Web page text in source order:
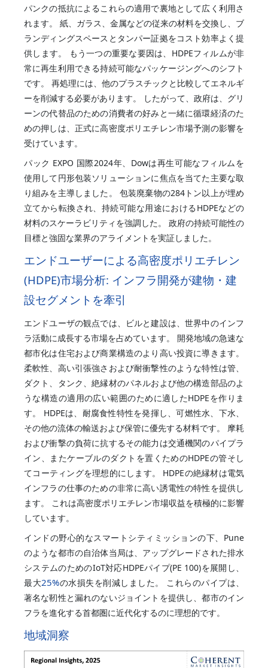
パンクの抵抗によるこれらの適用で裏地として広く利用さ
れます。 紙、ガラス、金属などの従来の材料を交換し、ブ
ランディングスペースとタンパー証拠をコスト効率よく提
供します。 もう一つの重要な要因は、HDPEフィルムが非
常に再生利用できる持続可能なパッケージングへのシフト
です。 再処理には、他のプラスチックと比較してエネルギ
ーを削減する必要があります。 したがって、政府は、グリ
ーンの代替品のための消費者の好みと一緒に循環経済のた
めの押しは、正式に高密度ポリエチレン市場予測の影響を
受けています。
パック EXPO 国際2024年、Dowは再生可能なフィルムを
使用して円形包装ソリューションに焦点を当てた主要な取
り組みを主導しました。 包装廃棄物の284トン以上が埋め
立てから転換され、持続可能な用途におけるHDPEなどの
材料のスケーラビリティを強調した。 政府の持続可能性の
目標と強固な業界のアライメントを実証しました。
エンドユーザーによる高密度ポリエチレン
(HDPE)市場分析: インフラ開発が建物・建
設セグメントを牽引
エンドユーザの観点では、ビルと建設は、世界中のインフ
ラ活動に成長する市場を占めています。 開発地域の急速な
都市化は住宅および商業構造のより高い投資に導きます。
柔軟性、高い引張強さおよび耐衝撃性のような特性は管、
ダクト、タンク、絶縁材のパネルおよび他の構造部品のよ
うな構造の適用の広い範囲のために適したHDPEを作りま
す。 HDPEは、耐腐食性特性を発揮し、可燃性水、下水、
その他の流体の輸送および保管に優先する材料です。 摩耗
および衝撃の負荷に抗するその能力は交通機関のパイプラ
イン、またケーブルのダクトを置くためのHDPEの管そし
てコーティングを理想的にします。 HDPEの絶縁材は電気
インフラの仕事のための非常に高い誘電性の特性を提供し
ます。 これは高密度ポリエチレン市場収益を積極的に影響
しています。
インドの野心的なスマートシティミッションの下、Pune
のような都市の自治体当局は、アップグレードされた排水
システムのためのIoT対応HDPEパイプ(PE 100)を展開し、
最大25%の水損失を削減しました。 これらのパイプは、
著名な靭性と漏れのないジョイントを提供し、都市のイン
フラを進化する首都圏に近代化するのに理想的です。
地域洞察